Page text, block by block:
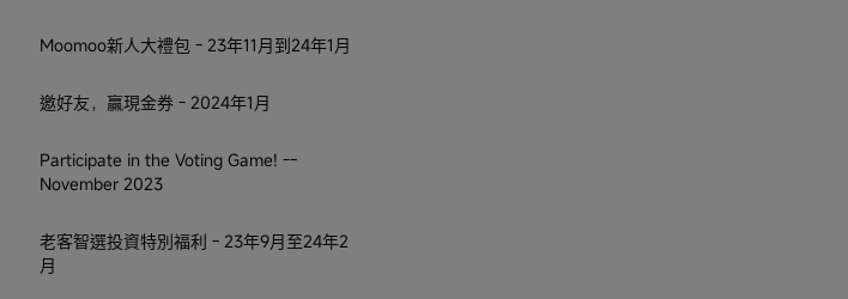
Moomoo新人大禮包 - 23年11月到24年1月
邀好友，贏現金券 - 2024年1月
Participate in the Voting Game! --
November 2023
老客智選投資特別福利 - 23年9月至24年2
月